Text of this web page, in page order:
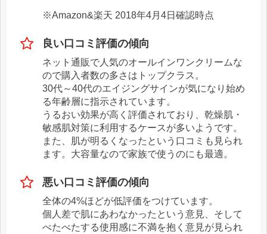
※Amazon&楽天 2018年4月4日確認時点
良い口コミ評価の傾向
ネット通販で人気のオールインワンクリームな
ので購入者数の多さはトップクラス。
30代～40代のエイジングサインが気になり始め
る年齢層に指示されています。
うるおい効果が高く評価されており、乾燥肌・
敏感肌対策に利用するケースが多いようです。
また、肌が明るくなったという口コミも見られ
ます。大容量なので家族で使うのにも最適。
悪い口コミ評価の傾向
全体の4%ほどが低評価をつけています。
個人差で肌にあわなかったという意見、そして
べたべたする使用感に不満を抱く意見が見られ